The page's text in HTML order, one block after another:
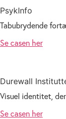
PsykInfo
Tabubrydende
Se casen her
Durewall
Visuel identitet,
Se casen her